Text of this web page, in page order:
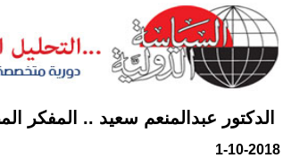
الدكتور عبدالمنعم سعيد‮ .. ‬المفكر
1-10-2018